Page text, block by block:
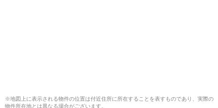
※地図上に表示される物件の位置は付近住所に所在することを表すものであり、実際の
物件所在地とは異なる場合がございます。